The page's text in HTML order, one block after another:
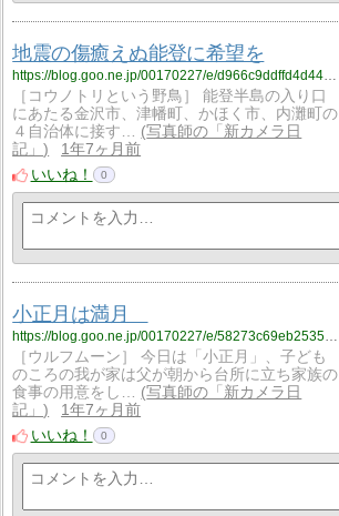
地震の傷癒えぬ能登に希望を
https://blog.goo.ne.jp/00170227/e/d966c9ddffd4d4461999bc1e69ae26c6?fm=rss
［コウノトリという野鳥］ 能登半島の入り口
にあたる金沢市、津幡町、かほく市、内灘町の
４自治体に接す…
写真師の「新カメラ日
記」
1年7ヶ月前
いいね！
0
小正月は満月
https://blog.goo.ne.jp/00170227/e/58273c69eb25359b5e35e3c3f303cb21?fm=rss
［ウルフムーン］ 今日は「小正月」、子ども
のころの我が家は父が朝から台所に立ち家族の
食事の用意をし…
写真師の「新カメラ日
記」
1年7ヶ月前
いいね！
0